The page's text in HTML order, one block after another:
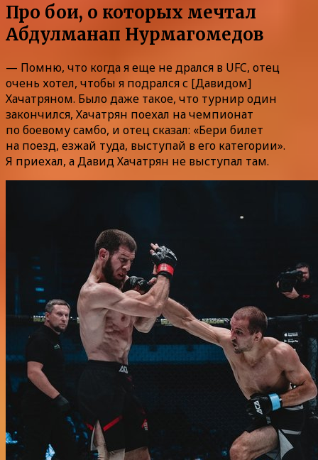
Про бои, о которых мечтал
Абдулманап Нурмагомедов
— Помню, что когда я еще не дрался в UFC, отец
очень хотел, чтобы я подрался с [Давидом]
Хачатряном. Было даже такое, что турнир один
закончился, Хачатрян поехал на чемпионат
по боевому самбо, и отец сказал: «Бери билет
на поезд, езжай туда, выступай в его категории».
Я приехал, а Давид Хачатрян не выступал там.